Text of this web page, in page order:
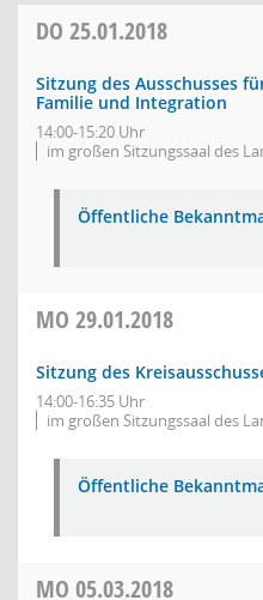
DO 25.01.2018
Sitzung des Ausschusses
Familie und Integration
14:00-15:20 Uhr
im großen Sitzungssaal des
Öffentliche
MO 29.01.2018
Sitzung des
14:00-16:35 Uhr
im großen Sitzungssaal des
Öffentliche
MO 05.03.2018